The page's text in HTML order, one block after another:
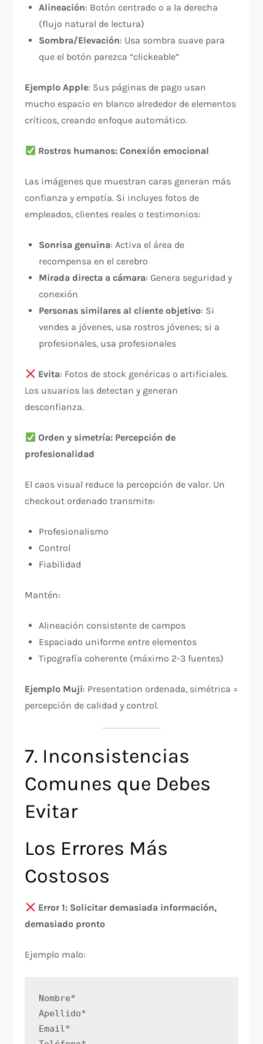
Alineación: Botón centrado o a la derecha
(flujo natural de lectura)
Sombra/Elevación: Usa sombra suave para
que el botón parezca “clickeable”
Ejemplo Apple: Sus páginas de pago usan
mucho espacio en blanco alrededor de elementos
críticos, creando enfoque automático.
Rostros humanos: Conexión emocional
Las imágenes que muestran caras generan más
confianza y empatía. Si incluyes fotos de
empleados, clientes reales o testimonios:​
Sonrisa genuina: Activa el área de
recompensa en el cerebro
Mirada directa a cámara: Genera seguridad y
conexión
Personas similares al cliente objetivo: Si
vendes a jóvenes, usa rostros jóvenes; si a
profesionales, usa profesionales
Evita: Fotos de stock genéricas o artificiales.
Los usuarios las detectan y generan
desconfianza.
Orden y simetría: Percepción de
profesionalidad
El caos visual reduce la percepción de valor. Un
checkout ordenado transmite:​
Profesionalismo
Control
Fiabilidad
Mantén:
Alineación consistente de campos
Espaciado uniforme entre elementos
Tipografía coherente (máximo 2-3 fuentes)
Ejemplo Muji: Presentation ordenada, simétrica =
percepción de calidad y control.
7. Inconsistencias
Comunes que Debes
Evitar
Los Errores Más
Costosos
Error 1: Solicitar demasiada información,
demasiado pronto
Ejemplo malo:
Nombre*
Apellido*
Email*